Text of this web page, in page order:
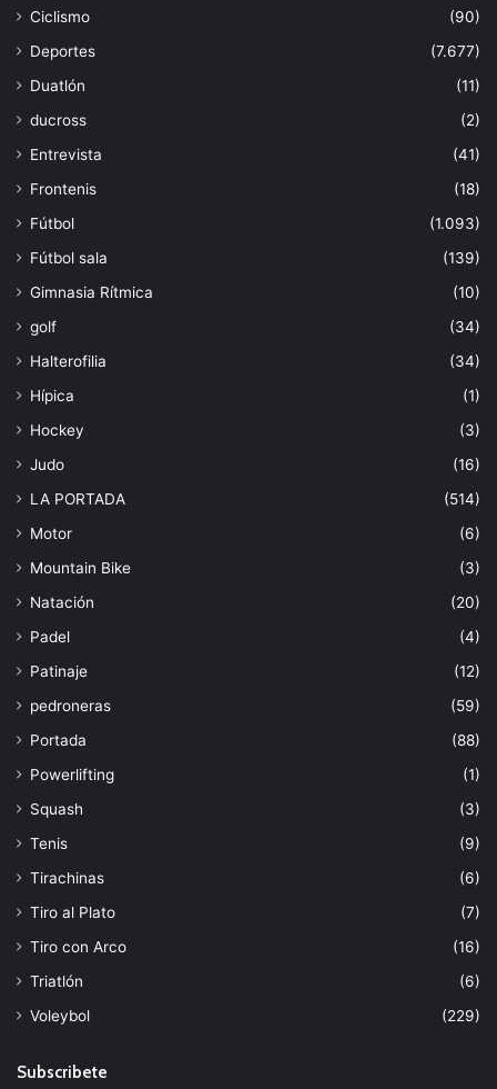
Ciclismo
(90)
Deportes
(7.677)
Duatlón
(11)
ducross
(2)
Entrevista
(41)
Frontenis
(18)
Fútbol
(1.093)
Fútbol sala
(139)
Gimnasia Rítmica
(10)
golf
(34)
Halterofilia
(34)
Hípica
(1)
Hockey
(3)
Judo
(16)
LA PORTADA
(514)
Motor
(6)
Mountain Bike
(3)
Natación
(20)
Padel
(4)
Patinaje
(12)
pedroneras
(59)
Portada
(88)
Powerlifting
(1)
Squash
(3)
Tenis
(9)
Tirachinas
(6)
Tiro al Plato
(7)
Tiro con Arco
(16)
Triatlón
(6)
Voleybol
(229)
Subscribete